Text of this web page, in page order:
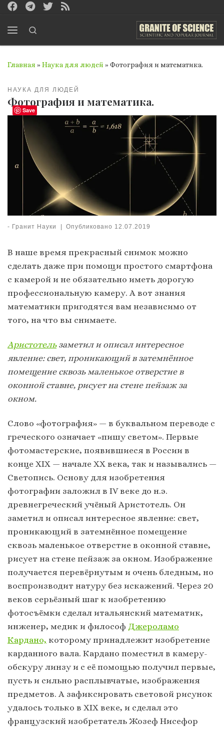
Перейти к содержимому
Главная » Наука для людей » Фотография и математика.
НАУКА ДЛЯ ЛЮДЕЙ
Фотография и математика.
- Гранит Науки | Опубликовано 12.07.2019
В наше время прекрасный снимок можно
сделать даже при помощи простого смартфона
с камерой и не обязательно иметь дорогую
профессиональную камеру. А вот знания
математики пригодятся вам независимо от
того, на что вы снимаете.
Аристотельзаметил и описал интересное
явление: свет, проникающий в затемнённое
помещение сквозь маленькое отверстие в
оконной ставне, рисует на стене пейзаж за
окном.
Слово «фотография» — в буквальном переводе с
греческого означает «пишу светом». Первые
фотомастерские, появившиеся в России в
конце ХIХ — начале ХХ века, так и назывались —
Светопись. Основу для изобретения
фотографии заложил в IV веке до н.э.
древнегреческий учёный Аристотель. Он
заметил и описал интересное явление: свет,
проникающий в затемнённое помещение
сквозь маленькое отверстие в оконной ставне,
рисует на стене пейзаж за окном. Изображение
получается перевёрнутым и очень бледным, но
воспроизводит натуру без искажений. Через 20
веков серьёзный шаг к изобретению
фотосъёмки сделал итальянский математик,
инженер, медик и философ Джероламо
Кардано, которому принадлежит изобретение
карданного вала. Кардано поместил в камеру-
обскуру линзу и с её помощью получил первые,
пусть и сильно расплывчатые, изображения
предметов. А зафиксировать световой рисунок
удалось только в ХIХ веке, и сделал это
французcкий изобретатель Жозеф Нисефор
Save